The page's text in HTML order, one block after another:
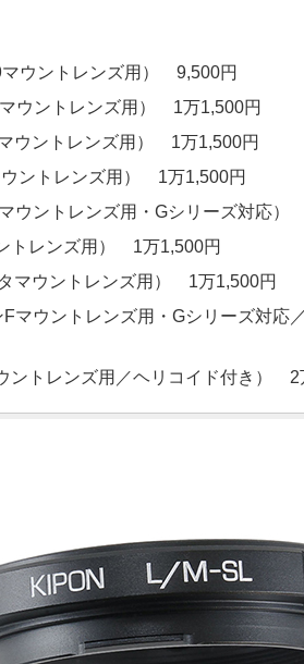
マウントレンズ用） 9,500円
ウントレンズ用） 1万1,500円
ウントレンズ用） 1万1,500円
ントレンズ用） 1万1,500円
ウントレンズ用・Gシリーズ対応）
トレンズ用） 1万1,500円
マウントレンズ用） 1万1,500円
Fマウントレンズ用・Gシリーズ対
ントレンズ用／ヘリコイド付き） 2